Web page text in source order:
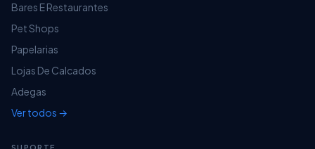
Bares E Restaurantes
Pet Shops
Papelarias
Lojas De Calcados
Adegas
Ver todos →